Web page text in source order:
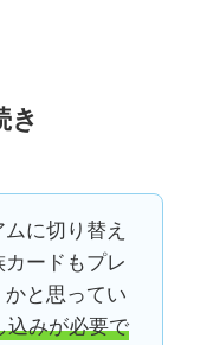
き
に切り替え
ードもプレ
かと思ってい
込みが必要で